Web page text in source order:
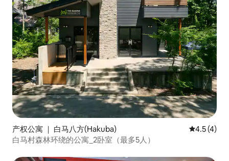
产权公寓 ｜ 白马八方(Hakuba) 平均评分
4.5 (4)
白马村森林环绕的公寓_2卧室（最多5人）